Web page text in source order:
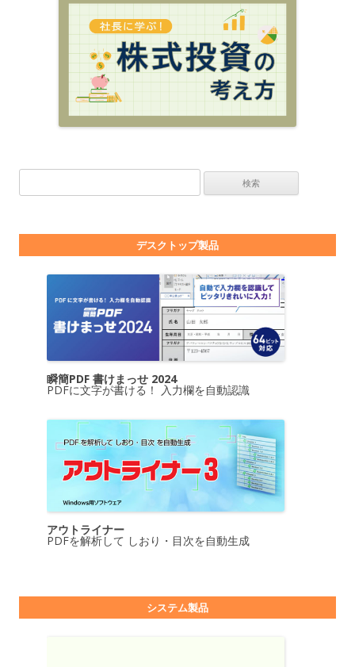
デスクトップ製品
瞬簡PDF 書けまっせ 2024
PDFに文字が書ける！ 入力欄を自動認識
アウトライナー
PDFを解析して しおり・目次を自動生成
システム製品